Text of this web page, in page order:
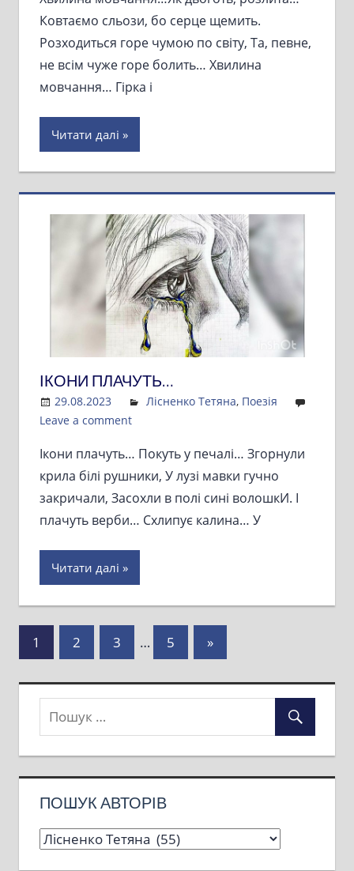
Ковтаємо сльози, бо серце щемить.
Розходиться горе чумою по світу, Та, певне,
не всім чуже горе болить… Хвилина
мовчання… Гірка і
Читати далі
ІКОНИ ПЛАЧУТЬ…
29.08.2023 Admin
Лісненко Тетяна, Поезія
Leave a comment
Ікони плачуть… Покуть у печалі… Згорнули
крила білі рушники, У лузі мавки гучно
закричали, Засохли в полі сині волошкИ. І
плачуть верби… Схлипує калина… У
Читати далі
Пагінація
1 2 3 … 5
Next
Posts
»
ПОШУК АВТОРІВ